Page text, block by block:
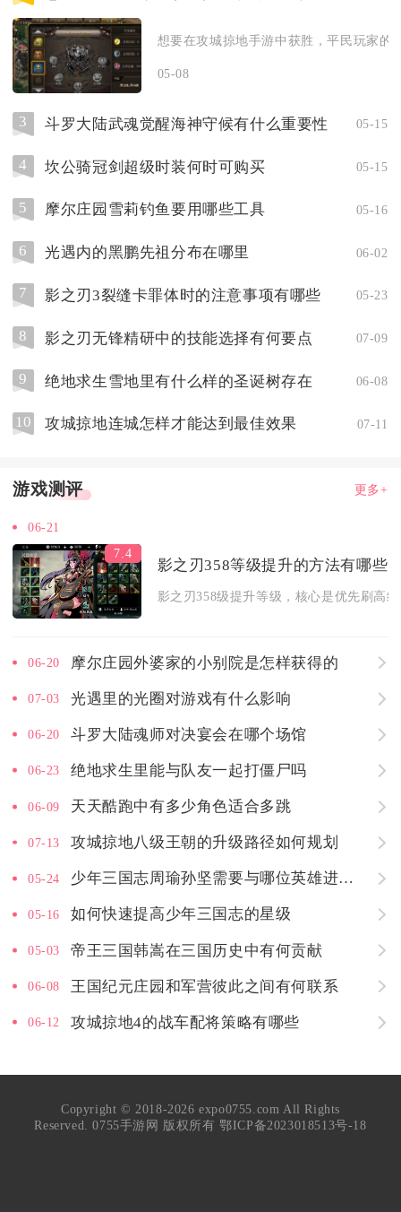
想要在攻城掠地手游中获胜，平民玩家的
05-08
3 斗罗大陆武魂觉醒海神守候有什么重要性 05-15
4 坎公骑冠剑超级时装何时可购买 05-15
5 摩尔庄园雪莉钓鱼要用哪些工具 05-16
6 光遇内的黑鹏先祖分布在哪里 06-02
7 影之刃3裂缝卡罪体时的注意事项有哪些 05-23
8 影之刃无锋精研中的技能选择有何要点 07-09
9 绝地求生雪地里有什么样的圣诞树存在 06-08
10 攻城掠地连城怎样才能达到最佳效果 07-11
游戏测评 更多+
06-21
7.4
影之刃358等级提升的方法有哪些
影之刃358级提升等级，核心是优先刷高
06-20 摩尔庄园外婆家的小别院是怎样获得的
07-03 光遇里的光圈对游戏有什么影响
06-20 斗罗大陆魂师对决宴会在哪个场馆
06-23 绝地求生里能与队友一起打僵尸吗
06-09 天天酷跑中有多少角色适合多跳
07-13 攻城掠地八级王朝的升级路径如何规划
05-24 少年三国志周瑜孙坚需要与哪位英雄进行配合
05-16 如何快速提高少年三国志的星级
05-03 帝王三国韩嵩在三国历史中有何贡献
06-08 王国纪元庄园和军营彼此之间有何联系
06-12 攻城掠地4的战车配将策略有哪些
Copyright © 2018-2026 expo0755.com All Rights
Reserved. 0755手游网 版权所有鄂ICP备2023018513号-18